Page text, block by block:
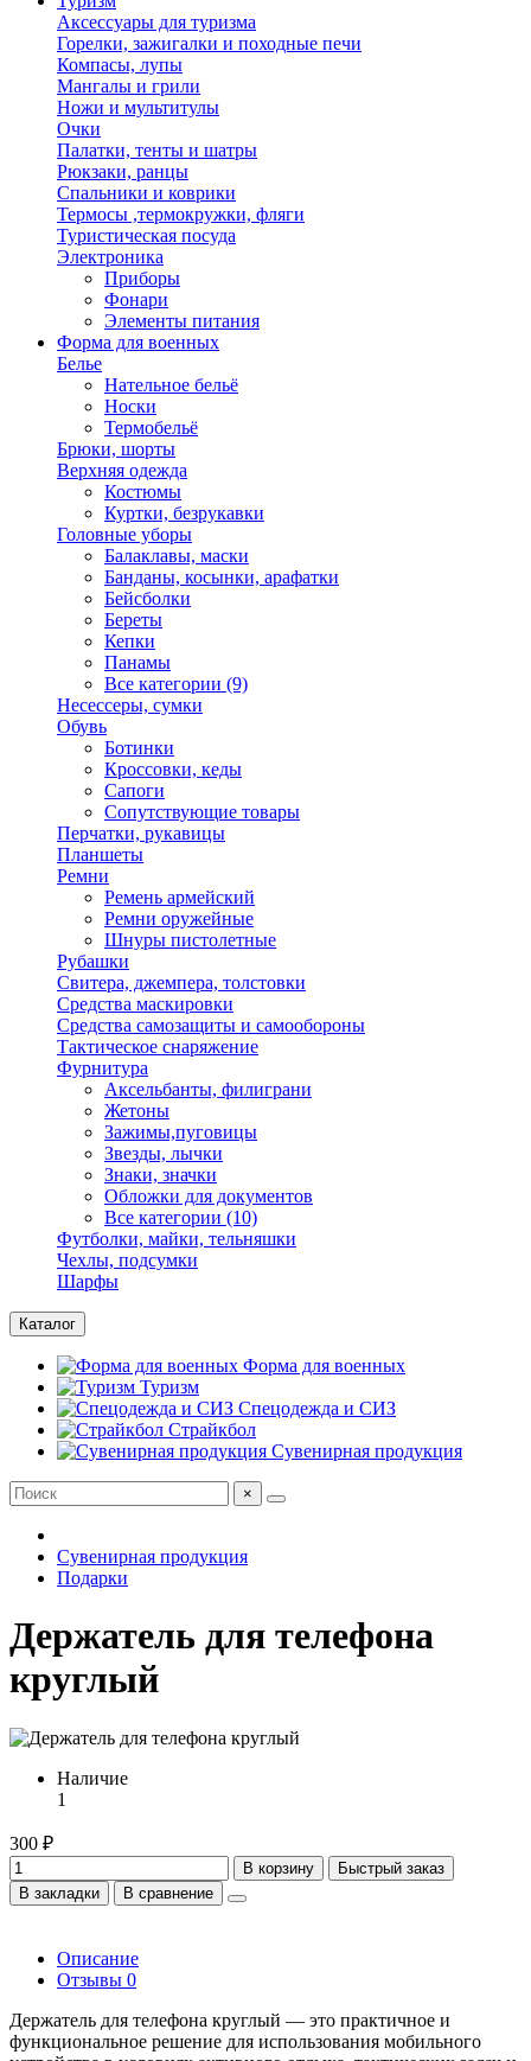
Аксессуары для туризма
Горелки, зажигалки и походные печи
Компасы, лупы
Мангалы и грили
Ножи и мультитулы
Очки
Палатки, тенты и шатры
Рюкзаки, ранцы
Спальники и коврики
Термосы ,термокружки, фляги
Туристическая посуда
Электроника
Приборы
Фонари
Элементы питания
Форма для военных
Белье
Нательное бельё
Носки
Термобельё
Брюки, шорты
Верхняя одежда
Костюмы
Куртки, безрукавки
Головные уборы
Балаклавы, маски
Банданы, косынки, арафатки
Бейсболки
Береты
Кепки
Панамы
Все категории (9)
Несессеры, сумки
Обувь
Ботинки
Кроссовки, кеды
Сапоги
Сопутствующие товары
Перчатки, рукавицы
Планшеты
Ремни
Ремень армейский
Ремни оружейные
Шнуры пистолетные
Рубашки
Свитера, джемпера, толстовки
Средства маскировки
Средства самозащиты и самообороны
Тактическое снаряжение
Фурнитура
Аксельбанты, филиграни
Жетоны
Зажимы,пуговицы
Звезды, лычки
Знаки, значки
Обложки для документов
Все категории (10)
Футболки, майки, тельняшки
Чехлы, подсумки
Шарфы
Каталог
Форма для военных
Туризм
Спецодежда и СИЗ
Страйкбол
Сувенирная продукция
×
Сувенирная продукция
Подарки
Держатель для телефона
круглый
Наличие
1
300 ₽
В корзину
Быстрый заказ
В закладки
В сравнение
Описание
Отзывы 0
Держатель для телефона круглый — это практичное и
функциональное решение для использования мобильного